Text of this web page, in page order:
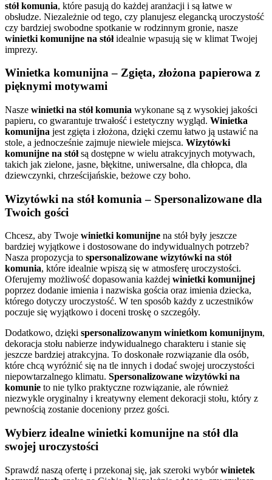
stół komunia, które pasują do każdej aranżacji i są łatwe w
obsłudze. Niezależnie od tego, czy planujesz elegancką uroczystość
czy bardziej swobodne spotkanie w rodzinnym gronie, nasze
winietki komunijne na stółidealnie wpasują się w klimat Twojej
imprezy.
Winietka komunijna – Zgięta, złożona papierowa z
pięknymi motywami
Nasze winietki na stół komunia wykonane są z wysokiej jakości
papieru, co gwarantuje trwałość i estetyczny wygląd. Winietka
komunijna jest zgięta i złożona, dzięki czemu łatwo ją ustawić na
stole, a jednocześnie zajmuje niewiele miejsca. Wizytówki
komunijne na stółsą dostępne w wielu atrakcyjnych motywach,
takich jak zielone, jasne, błękitne, uniwersalne, dla chłopca, dla
dziewczynki, chrześcijańskie, beżowe czy boho.
Wizytówki na stół komunia – Spersonalizowane dla
Twoich gości
Chcesz, aby Twoje winietki komunijne na stół były jeszcze
bardziej wyjątkowe i dostosowane do indywidualnych potrzeb?
Nasza propozycja to spersonalizowane wizytówki na stół
komunia, które idealnie wpiszą się w atmosferę uroczystości.
Oferujemy możliwość dopasowania każdej winietki komunijnej
poprzez dodanie imienia i nazwiska gościa oraz imienia dziecka,
którego dotyczy uroczystość. W ten sposób każdy z uczestników
poczuje się wyjątkowo i doceni troskę o szczegóły.
Dodatkowo, dzięki spersonalizowanym winietkom komunijnym,
dekoracja stołu nabierze indywidualnego charakteru i stanie się
jeszcze bardziej atrakcyjna. To doskonałe rozwiązanie dla osób,
które chcą wyróżnić się na tle innych i dodać swojej uroczystości
niepowtarzalnego klimatu. Spersonalizowane wizytówki na
komunie to nie tylko praktyczne rozwiązanie, ale również
niezwykle oryginalny i kreatywny element dekoracji stołu, który z
pewnością zostanie doceniony przez gości.
Wybierz idealne winietki komunijne na stół dla
swojej uroczystości
Sprawdź naszą ofertę i przekonaj się, jak szeroki wybórwinietek